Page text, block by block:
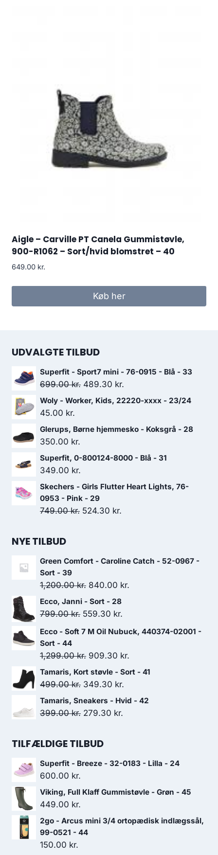
Aigle – Carville PT Canela Gummistøvle,
900-R1062 – Sort/hvid blomstret – 40
649.00 kr.
Køb her
UDVALGTE TILBUD
Superfit - Sport7 mini - 76-0915 - Blå - 33
699.00kr. Den
oprindelige
699.00 kr..
489.30 kr.
aktuelle
489.30 kr..
Woly - Worker, Kids, 22220-xxxx - 23/24
45.00 kr.
Glerups, Børne hjemmesko - Koksgrå - 28
350.00 kr.
Superfit, 0-800124-8000 - Blå - 31
349.00 kr.
Skechers - Girls Flutter Heart Lights, 76-
0953 - Pink - 29
749.00kr. Den
749.00 kr..
524.30 kr.
524.30 kr..
NYE TILBUD
Green Comfort - Caroline Catch - 52-0967 -
Sort - 39
1,200.00kr. Den
oprindelige
pris
1,200.00 kr..
840.00 kr.
840.00 kr..
Ecco, Janni - Sort - 28
799.00kr. Den
oprindelige
var:
559.30 kr.
aktuelle
er:
Ecco - Soft 7 M Oil Nubuck, 440374-02001 -
Sort - 44
1,299.00kr. Den
oprindelige
pris
1,299.00 kr..
909.30 kr.
aktuelle
Tamaris, Kort støvle - Sort - 41
499.00kr. Den
oprindelige
pris
349.30 kr.
aktuelle
Tamaris, Sneakers - Hvid - 42
399.00kr. Den
pris
399.00 kr..
279.30 kr.
279.30 kr..
TILFÆLDIGE TILBUD
Superfit - Breeze - 32-0183 - Lilla - 24
600.00 kr.
Viking, Full Klaff Gummistøvle - Grøn - 45
449.00 kr.
2go - Arcus mini 3/4 ortopædisk indlægssål,
99-0521 - 44
150.00 kr.